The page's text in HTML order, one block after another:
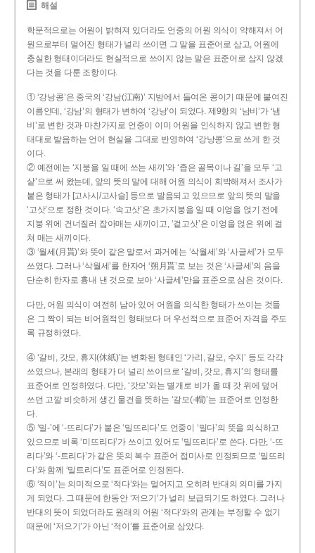
해설
학문적으로는 어원이 밝혀져 있더라도 언중의 어원 의식이 약해져서 어
원으로부터 멀어진 형태가 널리 쓰이면 그 말을 표준어로 삼고, 어원에
충실한 형태이더라도 현실적으로 쓰이지 않는 말은 표준어로 삼지 않겠
다는 것을 다룬 조항이다.
① ‘강낭콩’은 중국의 ‘강남(江南)’ 지방에서 들여온 콩이기 때문에 붙여진
이름인데, ‘강남’의 형태가 변하여 ‘강낭’이 되었다. 제9항의 ‘남비’가 ‘냄
비’로 변한 것과 마찬가지로 언중이 이미 어원을 인식하지 않고 변한 형
태대로 발음하는 언어 현실을 그대로 반영하여 ‘강낭콩’으로 쓰게 한 것
이다.
② 예전에는 ‘지붕을 일 때에 쓰는 새끼’와 ‘좁은 골목이나 길’을 모두 ‘고
샅’으로 써 왔는데, 앞의 뜻의 말에 대해 어원 의식이 희박해져서 조사가
붙은 형태가 [고사시/고사슬] 등으로 발음되고 있으므로 앞의 뜻의 말을
‘고삿’으로 정한 것이다. ‘속고삿’은 초가지붕을 일 때 이엉을 얹기 전에
지붕 위에 건너질러 잡아매는 새끼이고, ‘겉고삿’은 이엉을 얹은 위에 걸
쳐 매는 새끼이다.
③ ‘월세(月貰)’와 뜻이 같은 말로서 과거에는 ‘삭월세’와 ‘사글세’가 모두
쓰였다. 그러나 ‘삭월세’를 한자어 ‘朔月貰’로 보는 것은 ‘사글세’의 음을
단순히 한자로 흉내 낸 것으로 보아 ‘사글세’만을 표준으로 삼은 것이다.
다만, 어원 의식이 여전히 남아 있어 어원을 의식한 형태가 쓰이는 것들
은 그 짝이 되는 비어원적인 형태보다 더 우선적으로 표준어 자격을 주도
록 규정하였다.
④ ‘갈비, 갓모, 휴지(休紙)’는 변화된 형태인 ‘가리, 갈모, 수지’ 등도 각각
쓰였으나, 본래의 형태가 더 널리 쓰이므로 ‘갈비, 갓모, 휴지’의 형태를
표준어로 인정하였다. 다만, ‘갓모’와는 별개로 비가 올 때 갓 위에 덮어
쓰던 고깔 비슷하게 생긴 물건을 뜻하는 ‘갈모(-帽)’는 표준어로 인정한
다.
⑤ ‘밀-’에 ‘-뜨리다’가 붙은 ‘밀뜨리다’도 언중이 ‘밀다’의 뜻을 의식하고
있으므로 비록 ‘미뜨리다’가 쓰이고 있어도 ‘밀뜨리다’로 쓴다. 다만, ‘-뜨
리다’와 ‘-트리다’가 같은 뜻의 복수 표준어 접미사로 인정되므로 ‘밀뜨리
다’와 함께 ‘밀트리다’도 표준어로 인정된다.
⑥ ‘적이’는 의미적으로 ‘적다’와는 멀어지고 오히려 반대의 의미를 가지
게 되었다. 그 때문에 한동안 ‘저으기’가 널리 보급되기도 하였다. 그러나
반대의 뜻이 되었더라도 원래의 어원 ‘적다’와의 관계는 부정할 수 없기
때문에 ‘저으기’가 아닌 ‘적이’를 표준어로 삼았다.